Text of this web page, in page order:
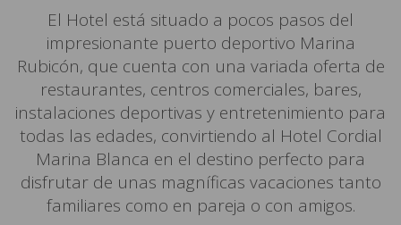
El Hotel está situado a pocos pasos del
impresionante puerto deportivo Marina
Rubicón, que cuenta con una variada oferta de
restaurantes, centros comerciales, bares,
instalaciones deportivas y entretenimiento para
todas las edades, convirtiendo al Hotel Cordial
Marina Blanca en el destino perfecto para
disfrutar de unas magníficas vacaciones tanto
familiares como en pareja o con amigos.